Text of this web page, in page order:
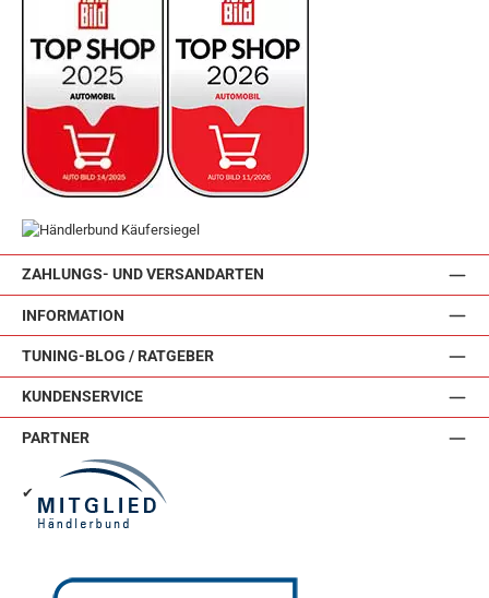
ZAHLUNGS- UND VERSANDARTEN
INFORMATION
TUNING-BLOG / RATGEBER
KUNDENSERVICE
PARTNER
✔